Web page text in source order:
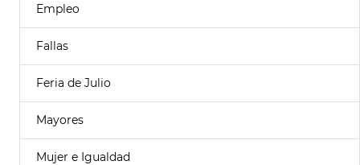
Empleo
Fallas
Feria de Julio
Mayores
Mujer e Igualdad